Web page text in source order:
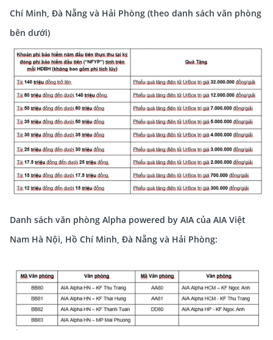
Chí Minh, Đà Nẵng và Hải Phòng (theo danh sách văn phòng
bên dưới)
Danh sách văn phòng Alpha powered by AIA của AIA Việt
Nam Hà Nội, Hồ Chí Minh, Đà Nẵng và Hải Phòng: